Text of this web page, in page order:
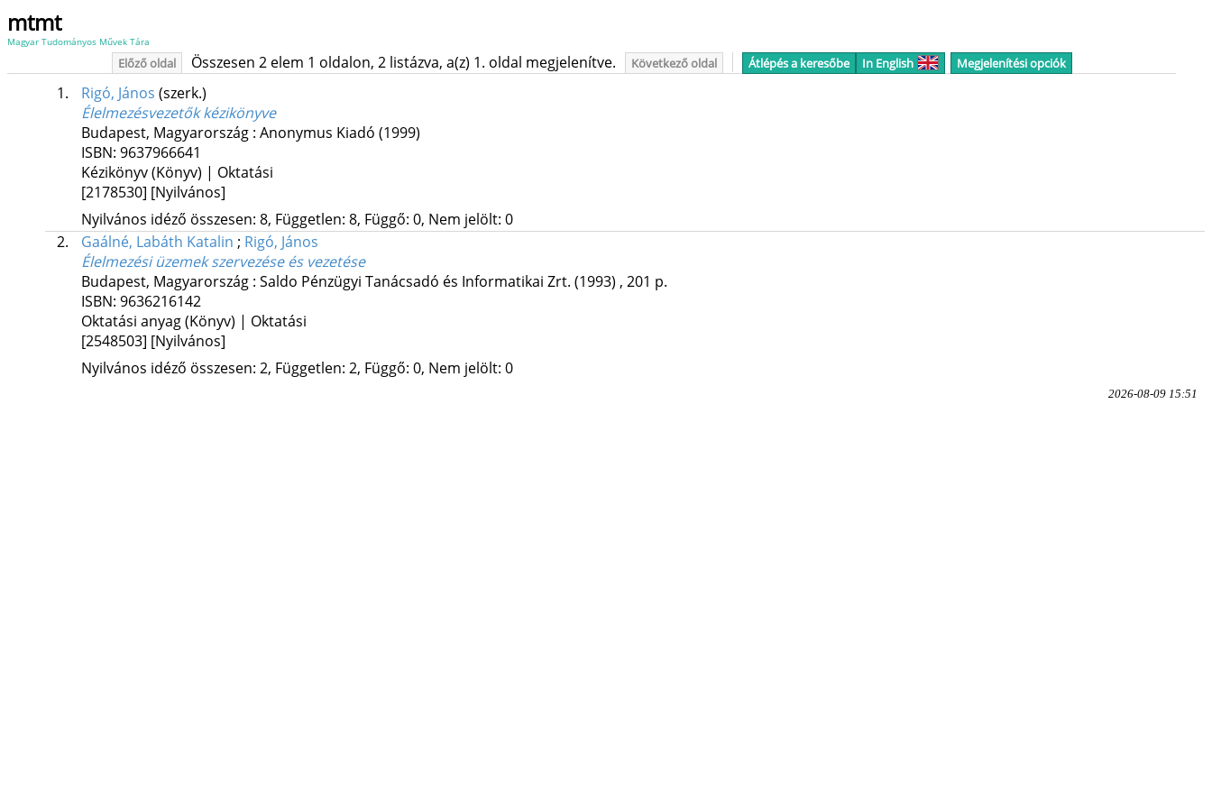
mtmt
Magyar Tudományos Művek Tára
Előző oldal Összesen 2 elem 1 oldalon, 2 listázva, a(z) 1. oldal megjelenítve. Következő oldal Átlépés a keresőbe In English Megjelenítési opciók
1. Rigó, János (szerk.)
Élelmezésvezetők kézikönyve
Budapest, Magyarország : Anonymus Kiadó (1999)
ISBN: 9637966641
Kézikönyv (Könyv) | Oktatási
[2178530] [Nyilvános]
Nyilvános idéző összesen: 8, Független: 8, Függő: 0, Nem jelölt: 0
2.
Gaálné, Labáth Katalin ; Rigó, János
Élelmezési üzemek szervezése és vezetése
Budapest, Magyarország : Saldo Pénzügyi Tanácsadó és Informatikai Zrt. (1993) , 201 p.
ISBN: 9636216142
Oktatási anyag (Könyv) | Oktatási
[2548503] [Nyilvános]
Nyilvános idéző összesen: 2, Független: 2, Függő: 0, Nem jelölt: 0
2026-08-09 15:51